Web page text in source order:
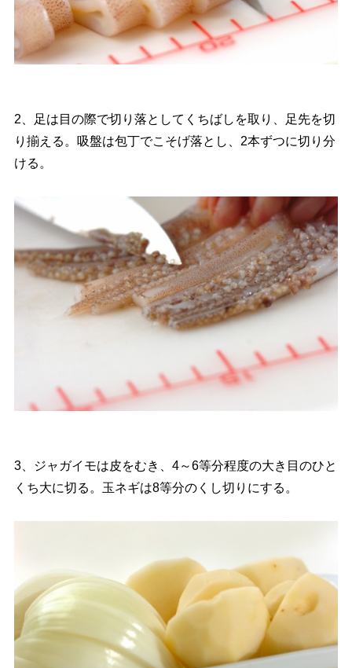
2、足は目の際で切り落としてくちばしを取り、足先を切
り揃える。吸盤は包丁でこそげ落とし、2本ずつに切り分
ける。
3、ジャガイモは皮をむき、4～6等分程度の大き目のひと
くち大に切る。玉ネギは8等分のくし切りにする。